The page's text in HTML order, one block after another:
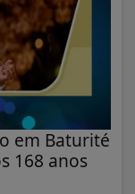
em Baturité
168 anos